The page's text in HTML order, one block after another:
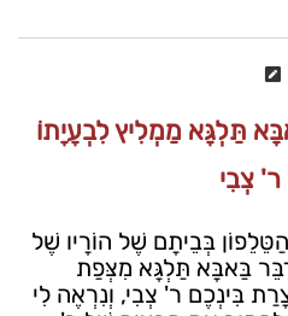
תַּלְגָּא מַמְלִיץ לִבְעָיָתוֹ
צְבִי
בְּבֵיתָם שֶׁל הוֹרָיו שֶׁל
בַּאבָּא תַּלְגָּא מִצְּפַת
בִּינְכֶם ר' צְבִי, וְנִרְאֶה לִי